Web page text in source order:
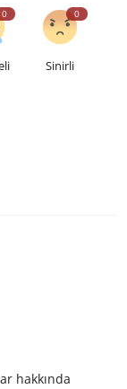
0 0
Sinirli
hakkında